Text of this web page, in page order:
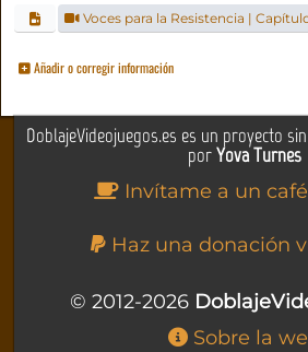
Voces para la Resistencia |
Añadir o corregir información
DoblajeVideojuegos.es es un proyecto
porYova Turnes
Invítame a un
Haz una donación
© 2012-2026
Sobre la